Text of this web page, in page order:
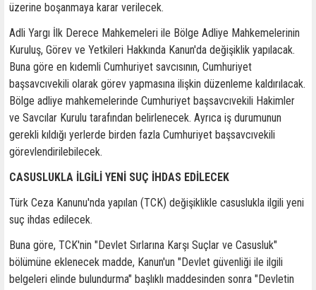
üzerine boşanmaya karar verilecek.
Adli Yargı İlk Derece Mahkemeleri ile Bölge Adliye Mahkemelerinin
Kuruluş, Görev ve Yetkileri Hakkında Kanun'da değişiklik yapılacak.
Buna göre en kıdemli Cumhuriyet savcısının, Cumhuriyet
başsavcıvekili olarak görev yapmasına ilişkin düzenleme kaldırılacak.
Bölge adliye mahkemelerinde Cumhuriyet başsavcıvekili Hakimler
ve Savcılar Kurulu tarafından belirlenecek. Ayrıca iş durumunun
gerekli kıldığı yerlerde birden fazla Cumhuriyet başsavcıvekili
görevlendirilebilecek.
CASUSLUKLA İLGİLİ YENİ SUÇ İHDAS EDİLECEK
Türk Ceza Kanunu'nda yapılan (TCK) değişiklikle casuslukla ilgili yeni
suç ihdas edilecek.
Buna göre, TCK'nin "Devlet Sırlarına Karşı Suçlar ve Casusluk"
bölümüne eklenecek madde, Kanun'un "Devlet güvenliği ile ilgili
belgeleri elinde bulundurma" başlıklı maddesinden sonra "Devletin